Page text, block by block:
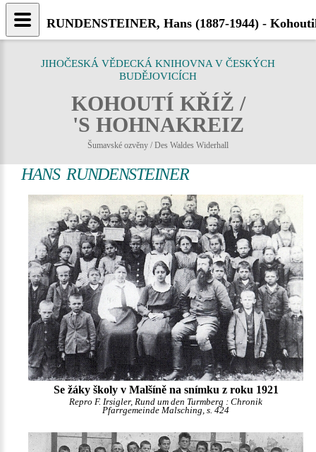
JIHOČESKÁ VĚDECKÁ KNIHOVNA V ČESKÝCH
BUDĚJOVICÍCH
KOHOUTÍ KŘÍŽ /
'S HOHNAKREIZ
Šumavské ozvěny / Des Waldes Widerhall
HANS RUNDENSTEINER
Se žáky školy v Malšíně na snímku z roku 1921
Repro F. Irsigler, Rund um den Turmberg : Chronik
Pfarrgemeinde Malsching, s. 424
RUNDENSTEINER, Hans (1887-1944) -